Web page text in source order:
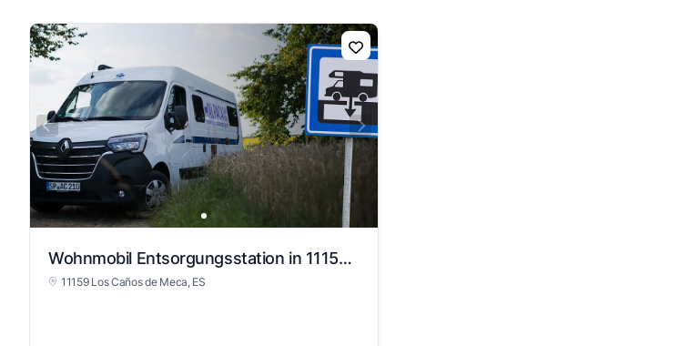
Wohnmobil Entsorgungsstation in 11159 Los Caños de Meca
11159 Los Caños de Meca, ES